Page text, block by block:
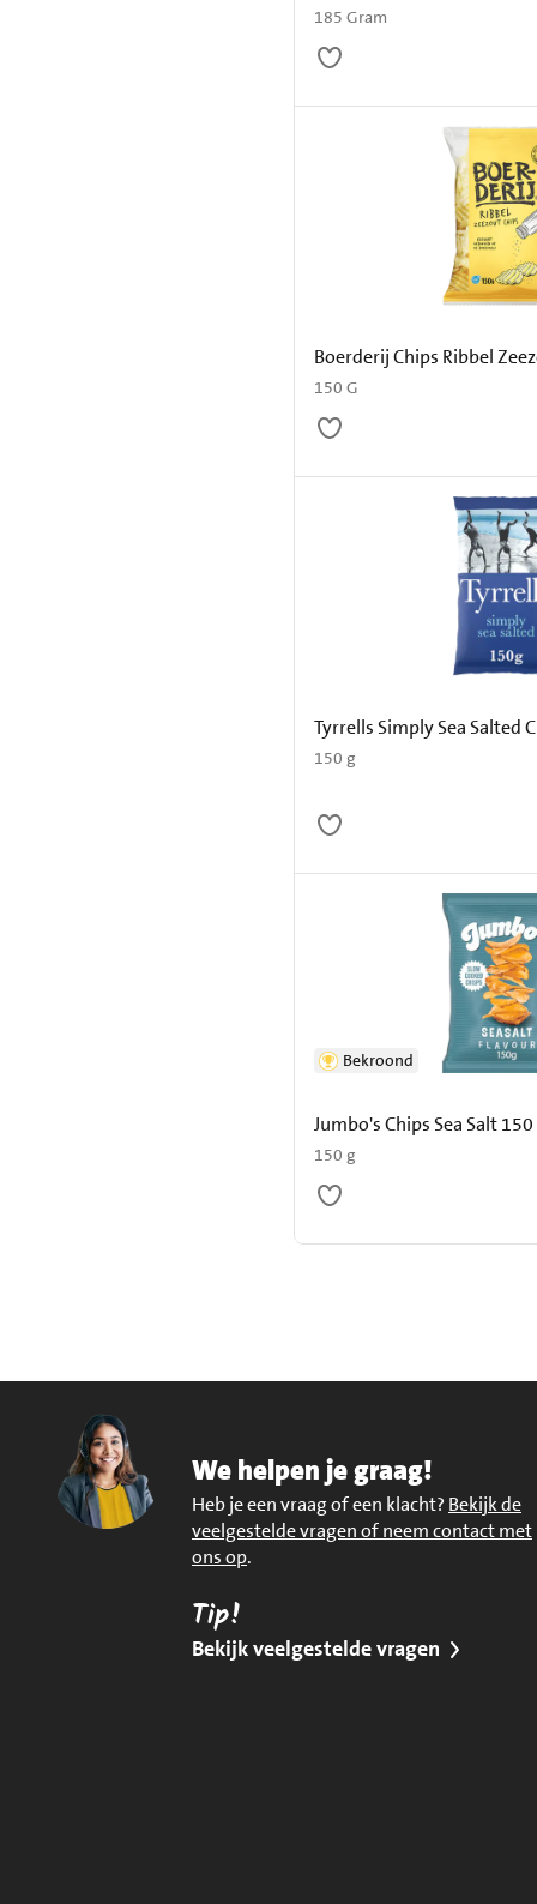
185 Gram
Boerderij Chips Ribbel
150 G
Tyrrells Simply Sea Salted
150 g
Jumbo's Chips Sea Salt 150
150 g
Bekroond
We helpen je graag!
Heb je een vraag of een klacht? Bekijk de
veelgestelde vragen of neem contact met
ons op.
Tip!
Bekijk veelgestelde vragen